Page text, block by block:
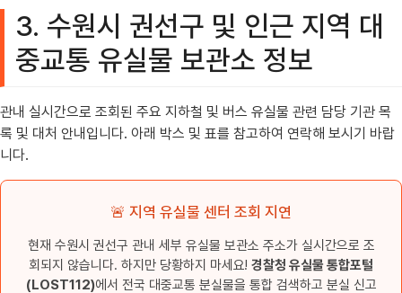
3. 수원시 권선구 및 인근 지역 대
중교통 유실물 보관소 정보
관내 실시간으로 조회된 주요 지하철 및 버스 유실물 관련 담당 기관 목
록 및 대처 안내입니다. 아래 박스 및 표를 참고하여 연락해 보시기 바랍
니다.
🚨 지역 유실물 센터 조회 지연
현재 수원시 권선구 관내 세부 유실물 보관소 주소가 실시간으로 조
회되지 않습니다. 하지만 당황하지 마세요! 경찰청 유실물 통합포털
(LOST112)에서 전국 대중교통 분실물을 통합 검색하고 분실 신고